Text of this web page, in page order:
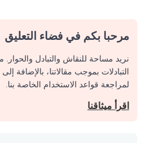
مرحبا بكم في فضاء التعليق
نريد مساحة للنقاش والتبادل
التبادلات بموجب مقالاتنا، بالإضافة
لمراجعة قواعد الاستخدام الخاصة بنا.
اقرأ ميثاقنا